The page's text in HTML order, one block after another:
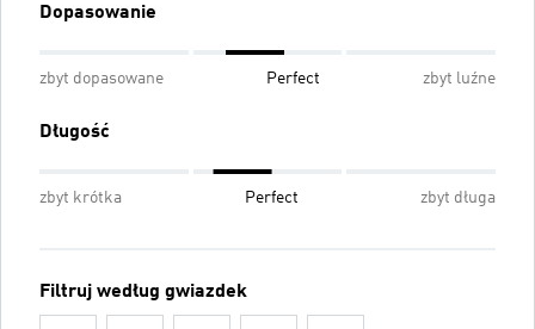
Dopasowanie
zbyt dopasowane Perfect zbyt luźne
Długość
zbyt krótka Perfect zbyt długa
Filtruj według gwiazdek